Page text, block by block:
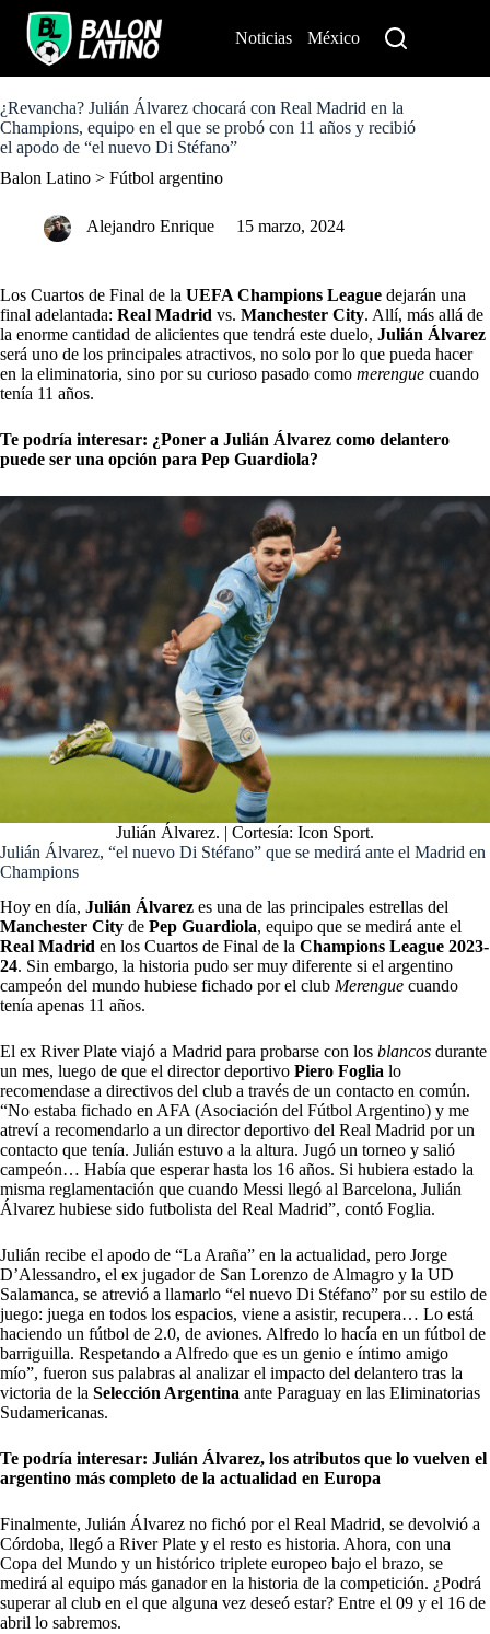
o
c
o
t
Noticias México
¿Revancha? Julián Álvarez chocará con Real Madrid en la
Champions, equipo en el que se probó con 11 años y recibió
el apodo de “el nuevo Di Stéfano”
Balon Latino > Fútbol argentino
Alejandro Enrique 15 marzo, 2024
Los Cuartos de Final de la UEFA Champions League dejarán una
final adelantada: Real Madrid vs. Manchester City. Allí, más allá de
la enorme cantidad de alicientes que tendrá este duelo, Julián Álvarez
será uno de los principales atractivos, no solo por lo que pueda hacer
en la eliminatoria, sino por su curioso pasado como merengue cuando
tenía 11 años.
Te podría interesar: ¿Poner a Julián Álvarez como delantero
puede ser una opción para Pep Guardiola?
Julián Álvarez. | Cortesía: Icon Sport.
Julián Álvarez, “el nuevo Di Stéfano” que se medirá ante el Madrid en
Champions
Hoy en día, Julián Álvarez es una de las principales estrellas del
Manchester City de Pep Guardiola, equipo que se medirá ante el
Real Madrid en los Cuartos de Final de la Champions League 2023-
24. Sin embargo, la historia pudo ser muy diferente si el argentino
campeón del mundo hubiese fichado por el club Merengue cuando
tenía apenas 11 años.
El ex River Plate viajó a Madrid para probarse con los blancos durante
un mes, luego de que el director deportivo Piero Foglia lo
recomendase a directivos del club a través de un contacto en común.
“No estaba fichado en AFA (Asociación del Fútbol Argentino) y me
atreví a recomendarlo a un director deportivo del Real Madrid por un
contacto que tenía. Julián estuvo a la altura. Jugó un torneo y salió
campeón… Había que esperar hasta los 16 años. Si hubiera estado la
misma reglamentación que cuando Messi llegó al Barcelona, Julián
Álvarez hubiese sido futbolista del Real Madrid”, contó Foglia.
Julián recibe el apodo de “La Araña” en la actualidad, pero Jorge
D’Alessandro, el ex jugador de San Lorenzo de Almagro y la UD
Salamanca, se atrevió a llamarlo “el nuevo Di Stéfano” por su estilo de
juego: juega en todos los espacios, viene a asistir, recupera… Lo está
haciendo un fútbol de 2.0, de aviones. Alfredo lo hacía en un fútbol de
barriguilla. Respetando a Alfredo que es un genio e íntimo amigo
mío”, fueron sus palabras al analizar el impacto del delantero tras la
victoria de la Selección Argentina ante Paraguay en las Eliminatorias
Sudamericanas.
Te podría interesar: Julián Álvarez, los atributos que lo vuelven el
argentino más completo de la actualidad en Europa
Finalmente, Julián Álvarez no fichó por el Real Madrid, se devolvió a
Córdoba, llegó a River Plate y el resto es historia. Ahora, con una
Copa del Mundo y un histórico triplete europeo bajo el brazo, se
medirá al equipo más ganador en la historia de la competición. ¿Podrá
superar al club en el que alguna vez deseó estar? Entre el 09 y el 16 de
abril lo sabremos.